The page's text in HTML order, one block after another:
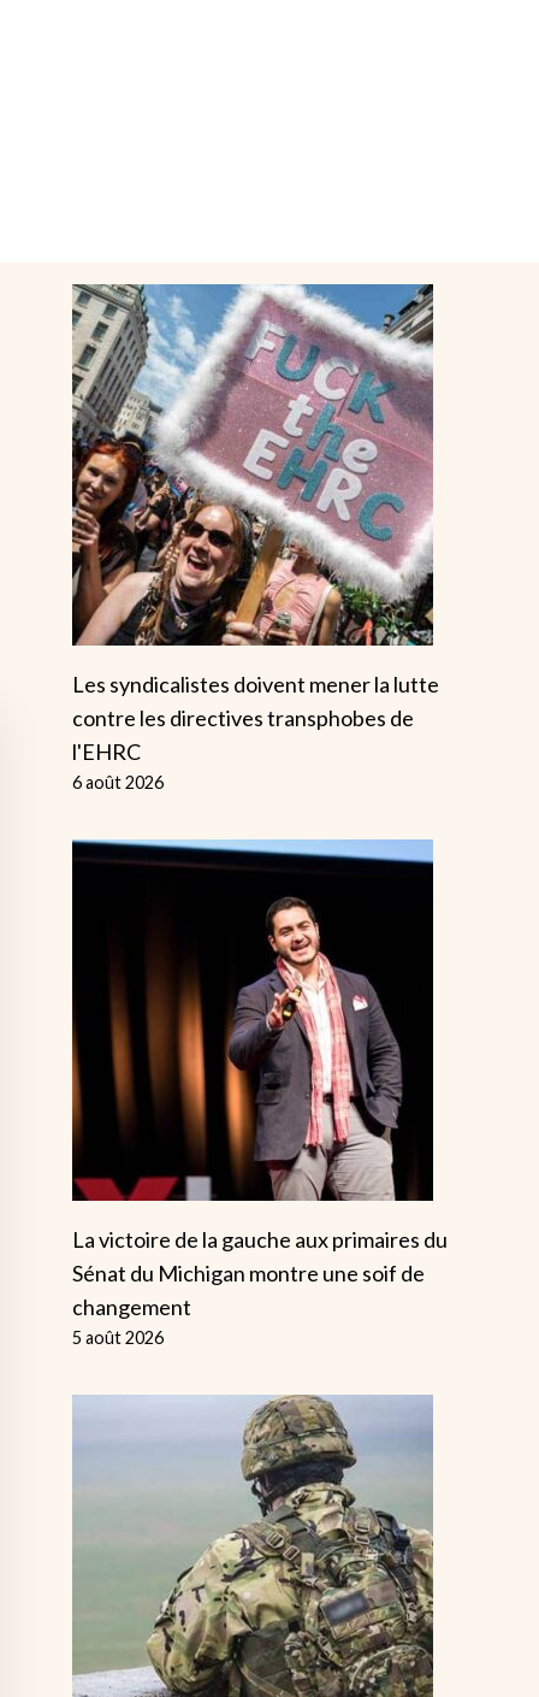
Les syndicalistes doivent mener la lutte
contre les directives transphobes de
l'EHRC
6 août 2026
La victoire de la gauche aux primaires du
Sénat du Michigan montre une soif de
changement
5 août 2026